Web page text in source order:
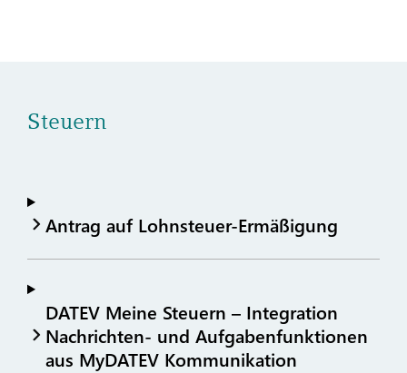
Steuern
Antrag auf Lohnsteuer-Ermäßigung
DATEV Meine Steuern – Integration
Nachrichten- und Aufgabenfunktionen
aus MyDATEV Kommunikation